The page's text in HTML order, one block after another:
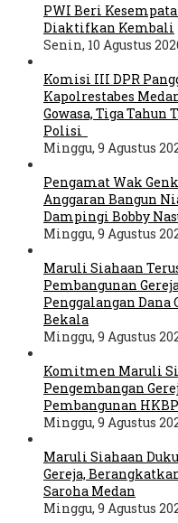
PWI Beri
Diaktifkan Kembali
Senin, 10 Agustus
Komisi III DPR
Kapolrestabes
Gowasa, Tiga
Polisi
Minggu, 9 Agustus
Pengamat Wak
Anggaran Bangun
Dampingi Bobby
Minggu, 9 Agustus
Maruli Siahaan
Pembangunan
Penggalangan
Bekala
Minggu, 9 Agustus
Komitmen Maruli
Pengembangan
Pembangunan
Minggu, 9 Agustus
Maruli Siahaan
Gereja,
Saroha Medan
Minggu, 9 Agustus